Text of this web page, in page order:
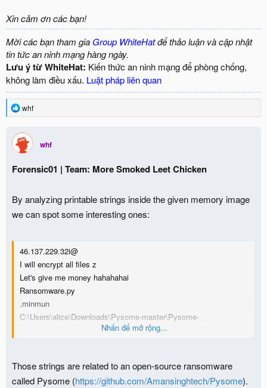
Xin cảm ơn các bạn!
Mời các bạn tham gia Group WhiteHatđể thảo luận và cập nhật
tin tức an ninh mạng hàng ngày.
Lưu ý từ WhiteHat: Kiến thức an ninh mạng để phòng chống,
không làm điều xấu. Luật pháp liên quan
R
e
c
t
i
n
whf
whf
Forensic01 | Team: More Smoked Leet Chicken
By analyzing printable strings inside the given memory image
we can spot some interesting ones:
46.137.229.32i@
I will encrypt all files z
Let's give me money hahahahai
Ransomware.py
.minmun
C:\Users\alice\Downloads\Pysome-master\Pysome-
master\Ransomware_payload.py file_ecrypt
Nhấn để mở rộng...
Those strings are related to an open-source ransomware
called Pysome (https://github.com/Amansinghtech/Pysome).